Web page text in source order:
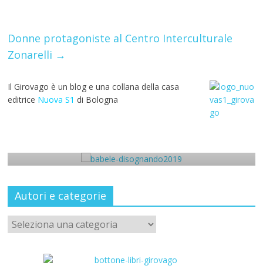
k p
Donne protagoniste al Centro Interculturale
Zonarelli →
Il Girovago è un blog e una collana della casa
editrice Nuova S1 di Bologna
Autori e categorie